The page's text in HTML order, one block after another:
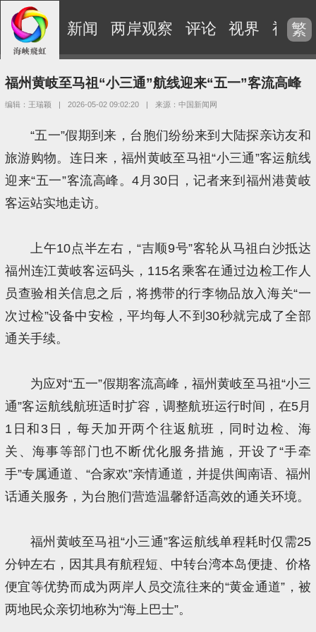
新闻 两岸观察 评论 视界 视频
繁
福州黄岐至马祖“小三通”航线迎来“五一”客流高峰
编辑：王瑞颖 | 2026-05-02 09:02:20 | 来源：中国新闻网
“五一”假期到来，台胞们纷纷来到大陆探亲访友和
旅游购物。连日来，福州黄岐至马祖“小三通”客运航线
迎来“五一”客流高峰。4月30日，记者来到福州港黄岐
客运站实地走访。
上午10点半左右，“吉顺9号”客轮从马祖白沙抵达
福州连江黄岐客运码头，115名乘客在通过边检工作人
员查验相关信息之后，将携带的行李物品放入海关“一
次过检”设备中安检，平均每人不到30秒就完成了全部
通关手续。
为应对“五一”假期客流高峰，福州黄岐至马祖“小三
通”客运航线航班适时扩容，调整航班运行时间，在5月
1日和3日，每天加开两个往返航班，同时边检、海
关、海事等部门也不断优化服务措施，开设了“手牵
手”专属通道、“合家欢”亲情通道，并提供闽南语、福州
话通关服务，为台胞们营造温馨舒适高效的通关环境。
福州黄岐至马祖“小三通”客运航线单程耗时仅需25
分钟左右，因其具有航程短、中转台湾本岛便捷、价格
便宜等优势而成为两岸人员交流往来的“黄金通道”，被
两地民众亲切地称为“海上巴士”。